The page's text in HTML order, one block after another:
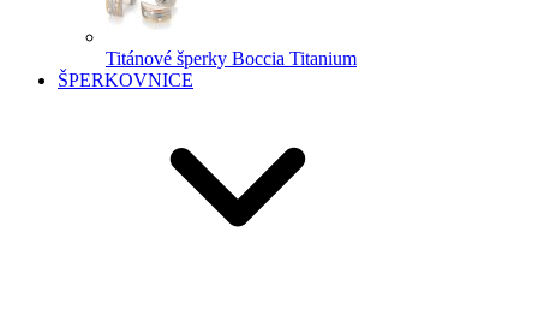
Titánové šperky Boccia Titanium
ŠPERKOVNICE